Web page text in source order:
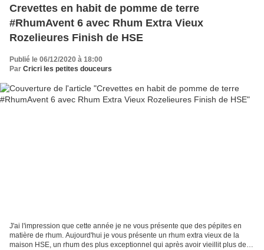
Crevettes en habit de pomme de terre
#RhumAvent 6 avec Rhum Extra Vieux
Rozelieures Finish de HSE
Publié le 06/12/2020 à 18:00
Par Cricri les petites douceurs
J'ai l'impression que cette année je ne vous présente que des pépites en
matière de rhum. Aujourd'hui je vous présente un rhum extra vieux de la
maison HSE, un rhum des plus exceptionnel qui après avoir vieillit plus de 5